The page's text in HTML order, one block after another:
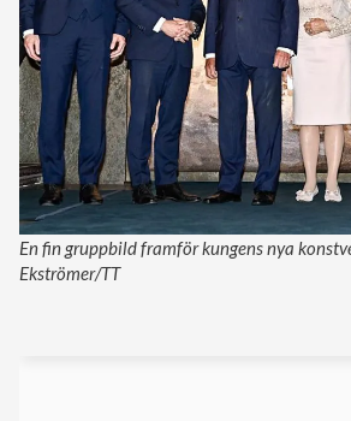
En fin gruppbild framför kungens nya
Ekströmer/TT